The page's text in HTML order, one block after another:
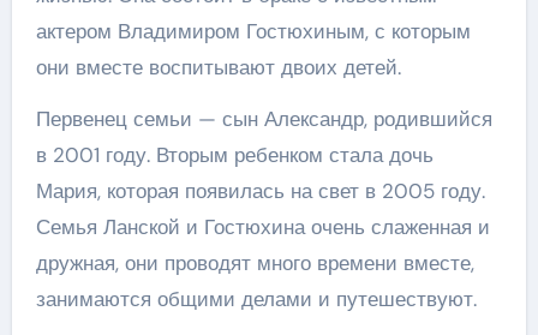
актером Владимиром Гостюхиным, с которым
они вместе воспитывают двоих детей.
Первенец семьи — сын Александр, родившийся
в 2001 году. Вторым ребенком стала дочь
Мария, которая появилась на свет в 2005 году.
Семья Ланской и Гостюхина очень слаженная и
дружная, они проводят много времени вместе,
занимаются общими делами и путешествуют.